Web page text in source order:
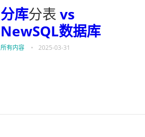
分库分表 vs
NewSQL数据库
所有内容 • 2025-03-31